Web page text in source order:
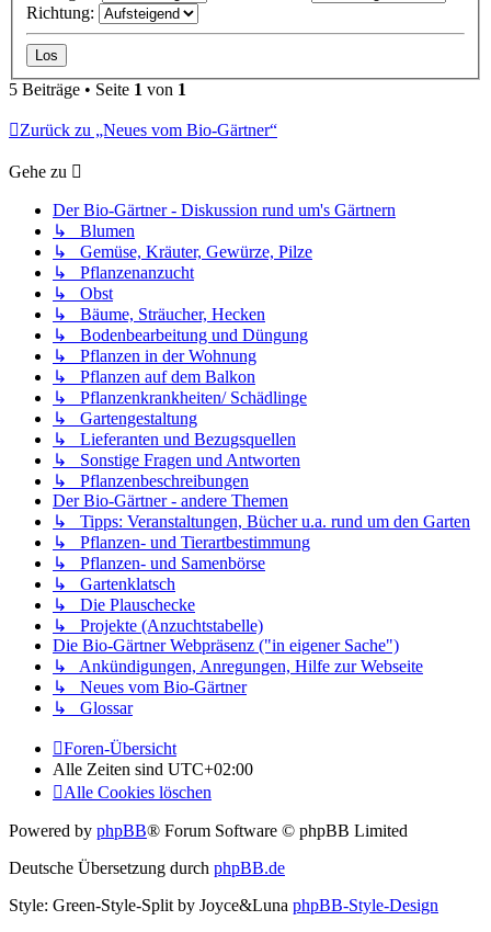
Richtung:
5 Beiträge • Seite 1 von 1
Zurück zu „Neues vom Bio-Gärtner“
Gehe zu
Der Bio-Gärtner - Diskussion rund um's Gärtnern
↳ Blumen
↳ Gemüse, Kräuter, Gewürze, Pilze
↳ Pflanzenanzucht
↳ Obst
↳ Bäume, Sträucher, Hecken
↳ Bodenbearbeitung und Düngung
↳ Pflanzen in der Wohnung
↳ Pflanzen auf dem Balkon
↳ Pflanzenkrankheiten/ Schädlinge
↳ Gartengestaltung
↳ Lieferanten und Bezugsquellen
↳ Sonstige Fragen und Antworten
↳ Pflanzenbeschreibungen
Der Bio-Gärtner - andere Themen
↳ Tipps: Veranstaltungen, Bücher u.a. rund um den Garten
↳ Pflanzen- und Tierartbestimmung
↳ Pflanzen- und Samenbörse
↳ Gartenklatsch
↳ Die Plauschecke
↳ Projekte (Anzuchtstabelle)
Die Bio-Gärtner Webpräsenz ("in eigener Sache")
↳ Ankündigungen, Anregungen, Hilfe zur Webseite
↳ Neues vom Bio-Gärtner
↳ Glossar
Foren-Übersicht
Alle Zeiten sind UTC+02:00
Alle Cookies löschen
Powered by phpBB® Forum Software © phpBB Limited
Deutsche Übersetzung durch phpBB.de
Style: Green-Style-Split by Joyce&Luna phpBB-Style-Design